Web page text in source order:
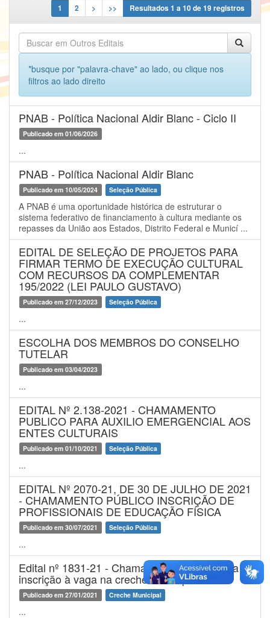
1 2 > >> Resultados1 a10de19registros
*busque por "palavra-chave" ao lado, ou clique nos
filtros ao lado direito
PNAB - Política Nacional Aldir Blanc - Ciclo II
Publicado em 01/06/2026
...
PNAB - Política Nacional Aldir Blanc
Publicado em 10/05/2024 Seleção Pública
A PNAB é uma oportunidade histórica de estruturar o
sistema federativo de financiamento à cultura mediante os
repasses da União aos Estados, Distrito Federal e Municí ...
EDITAL DE SELEÇÃO DE PROJETOS PARA
FIRMAR TERMO DE EXECUÇÃO CULTURAL
COM RECURSOS DA COMPLEMENTAR
195/2022 (LEI PAULO GUSTAVO)
Publicado em 27/12/2023 Seleção Pública
...
ESCOLHA DOS MEMBROS DO CONSELHO
TUTELAR
Publicado em 03/04/2023
...
EDITAL Nº 2.138-2021 - CHAMAMENTO
PUBLICO PARA AUXILIO EMERGENCIAL AOS
ENTES CULTURAIS
Publicado em 01/10/2021 Seleção Pública
...
EDITAL Nº 2070-21, DE 30 DE JULHO DE 2021
- CHAMAMENTO PÚBLICO INSCRIÇÃO DE
PROFISSIONAIS DE EDUCAÇÃO FÍSICA
Publicado em 30/07/2021 Seleção Pública
...
Edital nº 1831-21 - Chamamento publico para
inscrição à vaga na creche municipal
Publicado em 27/01/2021 Creche Municipal
...